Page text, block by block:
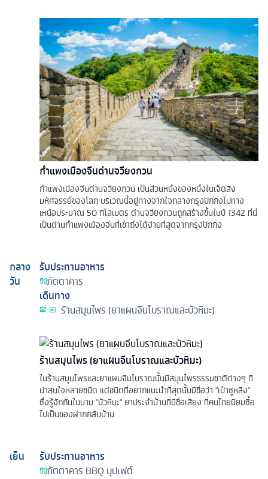
กำแพงเมืองจีนด่านจวียงกวน
กำแพงเมืองจีนด่านจวียงกวน เป็นส่วนหนึ่งของหนึ่งในเจ็ดสิ่ง
มหัศจรรย์ของโลก บริเวณนี้อยู่ทางจากใจกลางกรุงปักกิ่งไปทาง
เหนือประมาณ 50 กิโลเมตร ด่านจวียงกวนถูกสร้างขึ้นในปี 1342 ที่นี่
เป็นด่านกำแพงเมืองจีนที่เข้าถึงได้ง่ายที่สุดจากกรุงปักกิ่ง
กลาง
วัน
รับประทานอาหาร
ภัตตาคาร
เดินทาง
ร้านสมุนไพร (ยาแผนจีนโบราณและบัวหิมะ)
ร้านสมุนไพร (ยาแผนจีนโบราณและบัวหิมะ)
ในร้านสมุนไพรและยาแผนจีนโบราณนั้นมีสมุนไพรธรรมชาติต่างๆ ที่
น่าสนใจหลายชนิด แต่ชนิดที่อยากแนะนำที่สุดนั้นมีชื่อว่า "เป๋าซูหลิง"
ซึ่งรู้จักกันในนาม "บัวหิมะ" ยาประจำบ้านที่มีชื่อเสียง ที่คนไทยนิยมซื้อ
ไปเป็นของฝากกลับบ้าน
เย็น
รับประทานอาหาร
ภัตตาคาร BBQ บุปเฟต์